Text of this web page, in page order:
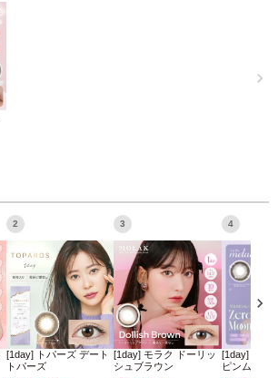
2
[1day] トパーズ デート
トパーズ
3
[1day] モラク ドーリッ
シュブラウン
4
[1day] ミレ
ピンムーン